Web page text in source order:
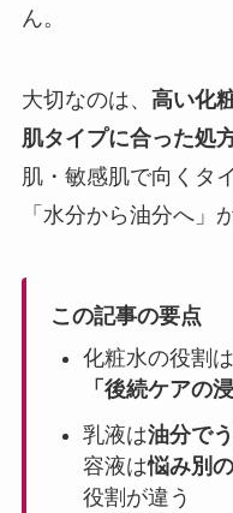
ん。
大切なのは、 高い化
肌タイプに合った処
肌・敏感肌で向くタ
「水分から油分へ」
この記事の要点
化粧水の役割は
「後続ケアの
乳液は油分で
容液は悩み別
役割が違う